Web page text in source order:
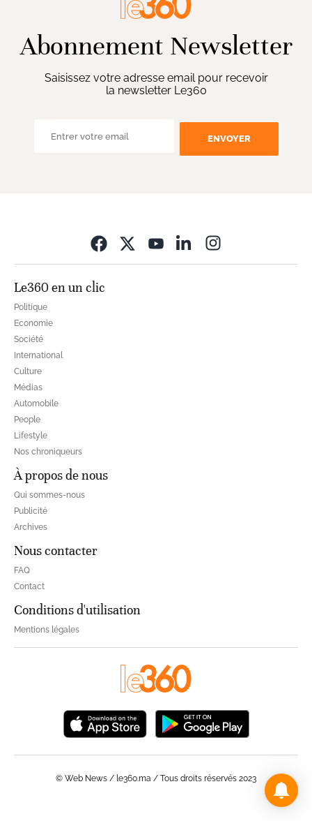
Abonnement Newsletter
Saisissez votre adresse email pour recevoir
la newsletter Le360
ENVOYER
Le360 en un clic
Politique
Economie
Société
International
Culture
Médias
Automobile
People
Lifestyle
Nos chroniqueurs
À propos de nous
Qui sommes-nous
Publicité
Archives
Nous contacter
FAQ
Contact
Conditions d'utilisation
Mentions légales
© Web News / le360.ma / Tous droits réservés 2023